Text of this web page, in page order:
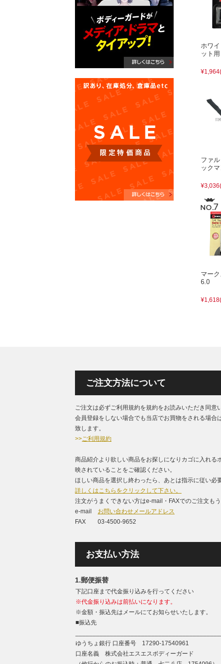
ホワ
ット
¥1,964
ファ
ック
¥3,036
マー
6.0
¥1,618
ご注文方法について
ご注文は必ずご利用規約を規約をお読みいただき同意
会員登録をしない場合でも当店でお買物をされる場合
致します。
>>ご利用規約
商品紹介より欲しい商品をお探しになりカゴに入れる
映されていることをご確認ください。
ほしい商品を選択し終わったら、あとは指示に従い必
詳しくはこちらをクリックして下さい。
注文がうまくできない方はe-mail・FAXでのご注文も
e-mail お問い合わせメールアドレス
FAX 03-4500-9652
お支払い方法
1.郵便振替
下記口座まで代金振り込みを行ってください
※代金振り込みは前払いになります。
※金額・振込先はメールにてお知らせいたします。
■振込先
ゆうちょ銀行 口座番号 17290-17540961
口座名義 株式会社エスエスボディーガード